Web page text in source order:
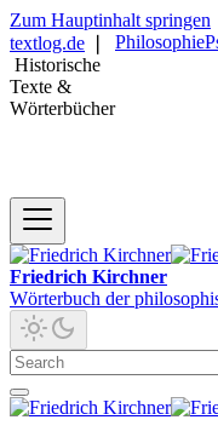
Zum Hauptinhalt springen
textlog.de
Historische
Texte &
Wörterbücher
Philosophie
Friedrich Kirchner
Wörterbuch der